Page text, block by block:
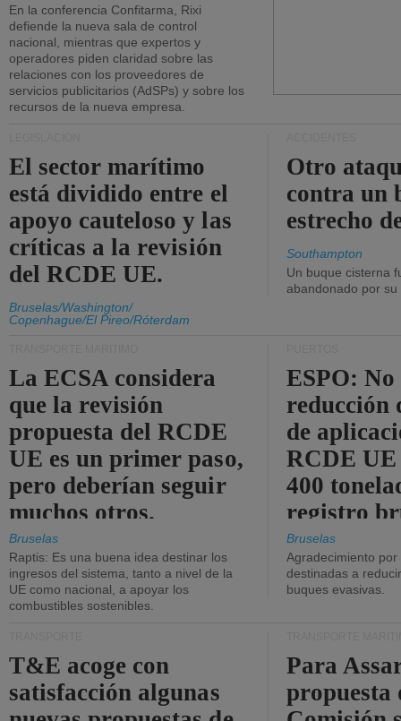
En la conferencia Confitarma, Rixi
defiende la nueva sala de control
nacional, mientras que expertos y
operadores piden claridad sobre las
relaciones con los proveedores de
servicios publicitarios (AdSPs) y sobre los
recursos de la nueva empresa.
El sector marítimo
está dividido entre el
apoyo cauteloso y las
críticas a la revisión
del RCDE UE.
Bruselas/Washington/
Copenhague/El Pireo/Róterdam
Otro
contra un
estrecho
Southampton
Un buque cisterna
abandonado por su
La ECSA considera
que la revisión
propuesta del RCDE
UE es un primer paso,
pero deberían seguir
muchos otros.
Bruselas
Raptis: Es una buena idea destinar los
ingresos del sistema, tanto a nivel de la
UE como nacional, a apoyar los
combustibles sostenibles.
ESPO: No
reducción
de
RCDE UE
400
registro
Bruselas
Agradecimiento
destinadas a
buques evasivas.
T&E acoge con
satisfacción algunas
Para
propuesta